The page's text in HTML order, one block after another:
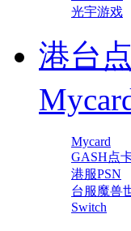
光宇游戏
港台
Mycard
GASH点
港服PSN
台服魔兽
Switch